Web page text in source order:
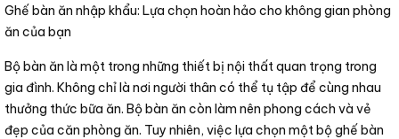
Ghế bàn ăn nhập khẩu: Lựa chọn hoàn hảo cho không gian phòng
ăn của bạn
Bộ bàn ăn là một trong những thiết bị nội thất quan trọng trong
gia đình. Không chỉ là nơi người thân có thể tụ tập để cùng nhau
thưởng thức bữa ăn. Bộ bàn ăn còn làm nên phong cách và vẻ
đẹp của căn phòng ăn. Tuy nhiên, việc lựa chọn một bộ ghế bàn